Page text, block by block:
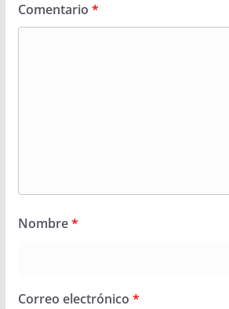
Comentario *
Nombre*
Correo electrónico *